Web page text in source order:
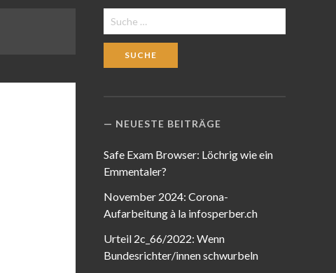
Suche
nach:
NEUESTE BEITRÄGE
Safe Exam Browser: Löchrig wie ein
Emmentaler?
November 2024: Corona-
Aufarbeitung à la infosperber.ch
Urteil 2c_66/2022: Wenn
Bundesrichter/innen schwurbeln